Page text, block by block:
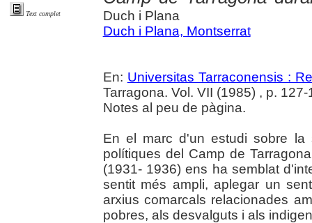
Text complet
Duch i Plana
Duch i Plana, Montserrat
En: Universitas Tarraconensis :
Tarragona. Vol. VII (1985) , p. 127-
Notes al peu de pàgina.
En el marc d'un estudi sobre la
polítiques del Camp de
(1931- 1936) ens ha semblat
sentit més ampli, aplegar un
arxius comarcals relacionades
pobres, als desvalguts i als